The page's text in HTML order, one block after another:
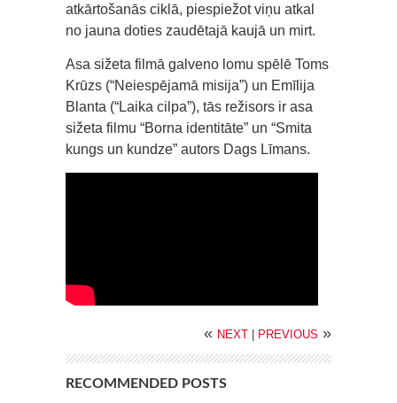
atkārtošanās ciklā, piespiežot viņu atkal
no jauna doties zaudētajā kaujā un mirt.
Asa sižeta filmā galveno lomu spēlē Toms
Krūzs (“Neiespējamā misija”) un Emīlija
Blanta (“Laika cilpa”), tās režisors ir asa
sižeta filmu “Borna identitāte” un “Smita
kungs un kundze” autors Dags Līmans.
« NEXT PREVIOUS »
RECOMMENDED POSTS